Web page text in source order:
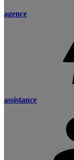
agence
assistance